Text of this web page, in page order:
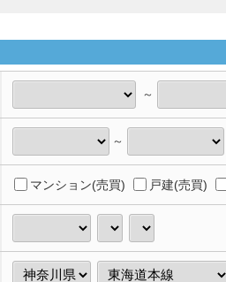
～
～
マンション(売買) 戸建(売買)